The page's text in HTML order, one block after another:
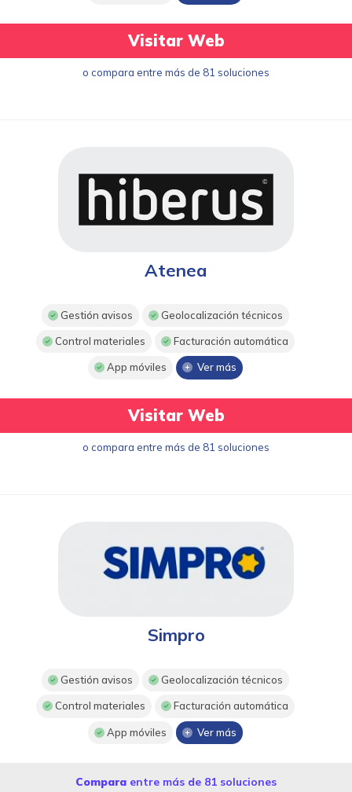
Visitar Web
o compara entre más de 81 soluciones
Atenea
Gestión avisos Geolocalización técnicos
Control materiales Facturación automática
App móviles Ver más
Visitar Web
o compara entre más de 81 soluciones
Simpro
Gestión avisos Geolocalización técnicos
Control materiales Facturación automática
App móviles Ver más
Compara entre más de 81 soluciones